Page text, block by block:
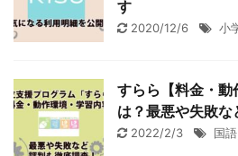
す
2020/12/6 小
すらら【料金・動
は？最悪や失敗な
2022/2/3 国語